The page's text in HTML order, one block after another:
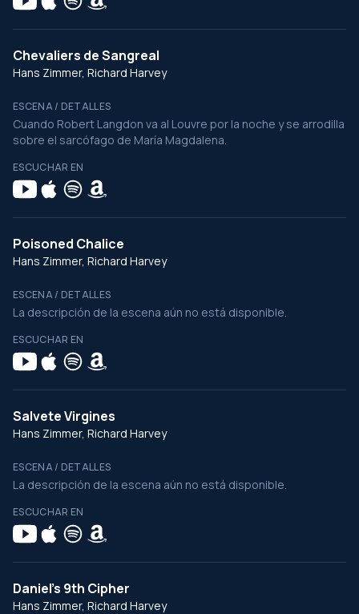
Chevaliers de Sangreal
Hans Zimmer, Richard Harvey
ESCENA / DETALLES
Cuando Robert Langdon va al Louvre por la noche y se arrodilla
sobre el sarcófago de María Magdalena.
ESCUCHAR EN
Poisoned Chalice
Hans Zimmer, Richard Harvey
ESCENA / DETALLES
La descripción de la escena aún no está disponible.
ESCUCHAR EN
Salvete Virgines
Hans Zimmer, Richard Harvey
ESCENA / DETALLES
La descripción de la escena aún no está disponible.
ESCUCHAR EN
Daniel's 9th Cipher
Hans Zimmer, Richard Harvey